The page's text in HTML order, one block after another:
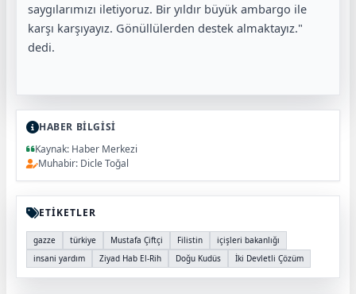
saygılarımızı iletiyoruz. Bir yıldır büyük ambargo ile
karşı karşıyayız. Gönüllülerden destek almaktayız."
dedi.
HABER BİLGİSİ
Kaynak: Haber Merkezi
Muhabir: Dicle Toğal
ETİKETLER
gazze türkiye Mustafa Çiftçi Filistin
içişleri bakanlığı
insani yardım
Ziyad Hab El-Rih Doğu Kudüs İki Devletli Çözüm